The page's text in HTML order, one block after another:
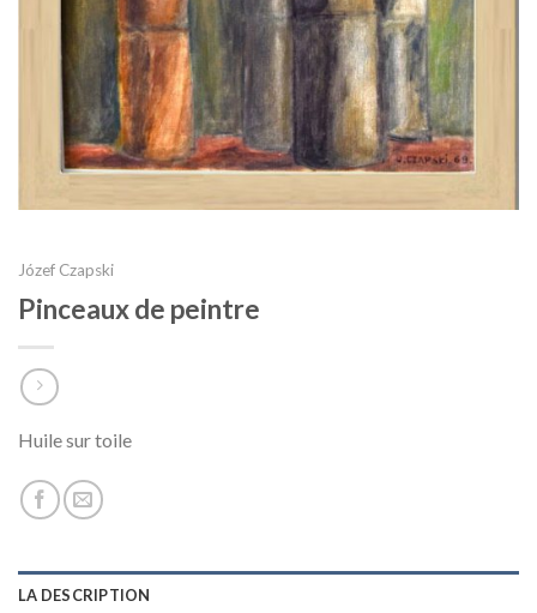
Józef Czapski
Pinceaux de peintre
Huile sur toile
LA DESCRIPTION